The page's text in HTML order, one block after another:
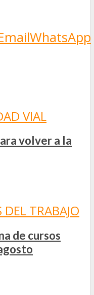
WhatsApp
VIAL
volver a la
DEL TRABAJO
de cursos